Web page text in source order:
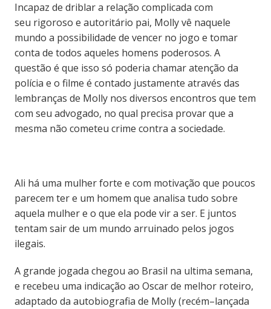
Incapaz de driblar a relação complicada com
seu rigoroso e autoritário pai, Molly vê naquele
mundo a possibilidade de vencer no jogo e tomar
conta de todos aqueles homens poderosos. A
questão é que isso só poderia chamar atenção da
polícia e o filme é contado justamente através das
lembranças de Molly nos diversos encontros que tem
com seu advogado, no qual precisa provar que a
mesma não cometeu crime contra a sociedade.
Ali há uma mulher forte e com motivação que poucos
parecem ter e um homem que analisa tudo sobre
aquela mulher e o que ela pode vir a ser. E juntos
tentam sair de um mundo arruinado pelos jogos
ilegais.
A grande jogada chegou ao Brasil na ultima semana,
e recebeu uma indicação ao Oscar de melhor roteiro,
adaptado da autobiografia de Molly (recém–lançada